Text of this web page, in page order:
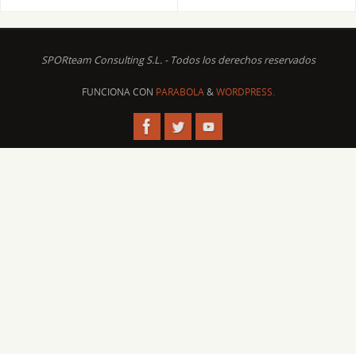
SPORteam Consulting S.L. - Todos los derechos reservados
FUNCIONA CON PARABOLA&WORDPRESS.